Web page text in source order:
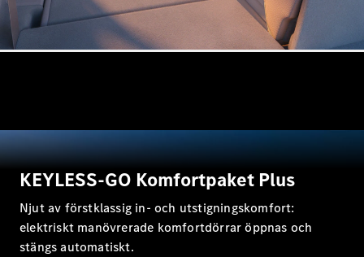
Store
Coupé
Alla Coupé
CLE Coupé
Mercedes-
Coupé
Mercedes-
AMG GT 4-
KEYLESS-GO Komfortpaket Plus
Njut av förstklassig in- och utstigningskomfort:
elektriskt manövrerade komfortdörrar öppnas och
stängs automatiskt.